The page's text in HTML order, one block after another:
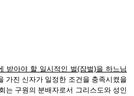
받아야 할 일시적인 벌(잠벌)을 하느님
가진 신자가 일정한 조건을 충족시켰을
는 구원의 분배자로서 그리스도와 성인